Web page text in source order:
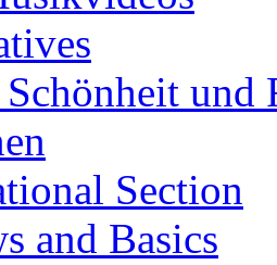
und
Section
and Basics